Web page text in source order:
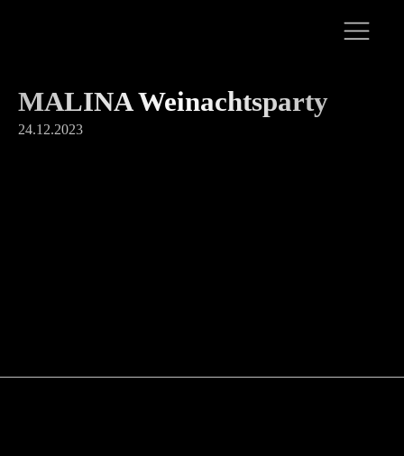
MALINA Weinachtsparty
24.12.2023